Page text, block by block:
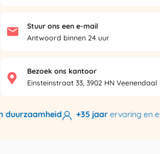
Stuur ons een e-mail
Antwoord binnen 24 uur
Bezoek ons kantoor
Einsteinstraat 33, 3902 HN Veenendaal
+35 jaarervaring en